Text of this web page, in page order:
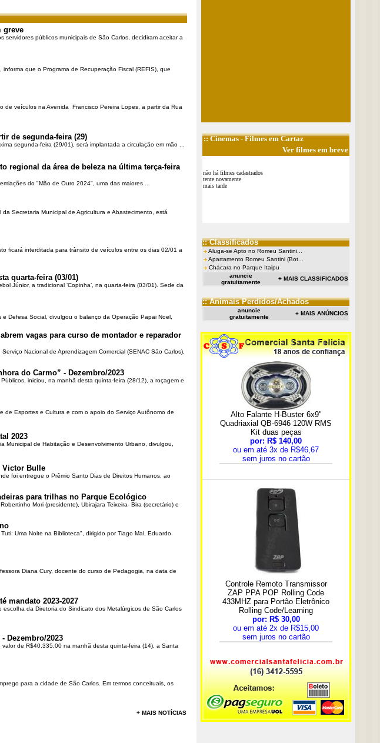
greve
públicos municipais de São Carlos, decidiram aceitar a
que o Programa de Recuperação Fiscal (REFIS), que
de veículos na Avenida Francisco Pereira Lopes, a partir da Rua
de segunda-feira (29)
segunda-feira (29/01), será implantada a circulação em mão ...
regional da área de beleza na última terça-feira
do "Mão de Ouro 2024", uma das maiores ...
Secretaria Municipal de Agricultura e Abastecimento, está
ficará interditada para trânsito de veículos entre os dias 02/01 a
quarta-feira (03/01)
Júnior, a tradicional ‘Copinha’, na quarta-feira (03/01). Sede da
Defesa Social, divulgou o balanço da Operação Papai Noel,
vagas para curso de montador e reparador
Nacional de Aprendizagem Comercial (SENAC São Carlos),
do Carmo” - Dezembro/2023
iniciou, na manhã desta quinta-feira (28/12), a roçagem e
de Esportes e Cultura e com o apoio do Serviço Autônomo de
2023
Municipal de Habitação e Desenvolvimento Urbano, divulgou,
Victor Bulle
foi entregue o Prêmio Santo Dias de Direitos Humanos, ao
para trilhas no Parque Ecológico
Mori (presidente), Ubirajara Teixeira- Bira (secretário) e
Uma Noite na Biblioteca", dirigido por Tiago Mal, Eduardo
Diana Cury, docente do curso de Pedagogia, na data de
mandato 2023-2027
da Diretoria do Sindicato dos Metalúrgicos de São Carlos
Dezembro/2023
de R$40.335,00 na manhã desta quinta-feira (14), a Santa
para a cidade de São Carlos. Em termos conceituais, os
+ MAIS NOTÍCIAS
::Cinemas- Filmes em Cartaz
Ver filmes em breve
não há filmes cadastrados
tente novamente
mais tarde
:: Classificados
Aluga-se Apto no Romeu Santini...
Apartamento Romeu Santini (Bot...
Chácara no Parque Itaipu
anuncie
gratuitamente
+ MAIS CLASSIFICADOS
:: Animais Perdidos/Achados
anuncie
gratuitamente
+ MAIS ANÚNCIOS